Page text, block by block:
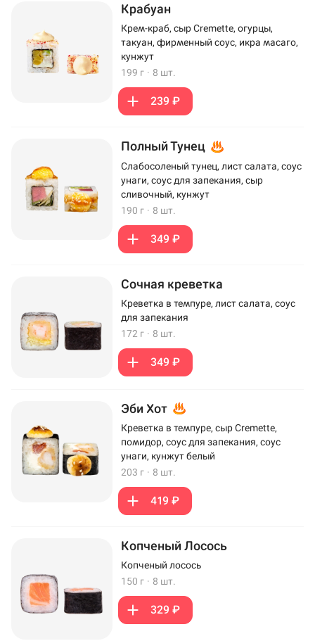
Крабуан
Крем-краб, сыр Cremette, огурцы,
такуан, фирменный соус, икра масаго,
кунжут
199 г · 8 шт.
239 ₽
Полный Тунец
Слабосоленый тунец, лист салата, соус
унаги, соус для запекания, сыр
сливочный, кунжут
190 г · 8 шт.
349 ₽
Сочная креветка
Креветка в темпуре, лист салата, соус
для запекания
172 г · 8 шт.
349 ₽
Эби Хот
Креветка в темпуре, сыр Cremette,
помидор, соус для запекания, соус
унаги, кунжут белый
203 г · 8 шт.
419 ₽
Копченый Лосось
Копченый лосось
150 г · 8 шт.
329 ₽